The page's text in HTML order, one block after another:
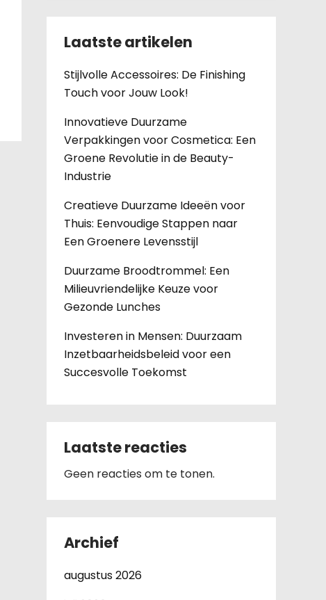
Laatste artikelen
Stijlvolle Accessoires: De Finishing
Touch voor Jouw Look!
Innovatieve Duurzame
Verpakkingen voor Cosmetica: Een
Groene Revolutie in de Beauty-
Industrie
Creatieve Duurzame Ideeën voor
Thuis: Eenvoudige Stappen naar
Een Groenere Levensstijl
Duurzame Broodtrommel: Een
Milieuvriendelijke Keuze voor
Gezonde Lunches
Investeren in Mensen: Duurzaam
Inzetbaarheidsbeleid voor een
Succesvolle Toekomst
Laatste reacties
Geen reacties om te tonen.
Archief
augustus 2026